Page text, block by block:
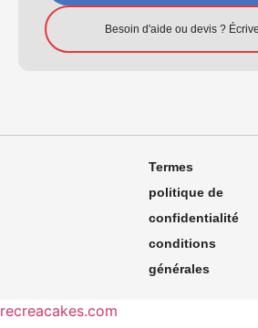
Besoin d'aide ou devis ?
Termes
politique de
confidentialité
conditions
générales
recreacakes.com